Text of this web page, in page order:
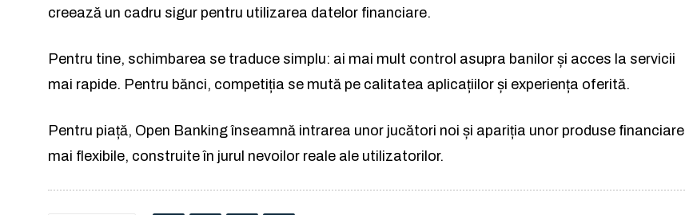
Am citit și acceptPolitica de confidențialitate
creează un cadru sigur pentru utilizarea datelor financiare.
Pentru tine, schimbarea se traduce simplu: ai mai mult control asupra banilor și acces la servicii
mai rapide. Pentru bănci, competiția se mută pe calitatea aplicațiilor și experiența oferită.
Pentru piață, Open Banking înseamnă intrarea unor jucători noi și apariția unor produse financiare
mai flexibile, construite în jurul nevoilor reale ale utilizatorilor.